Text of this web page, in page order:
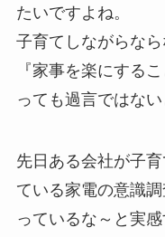
たいですよね。
子育てしながらなら
『家事を楽にする
っても過言ではな
先日ある会社が子
ている家電の意識
っているな～と実